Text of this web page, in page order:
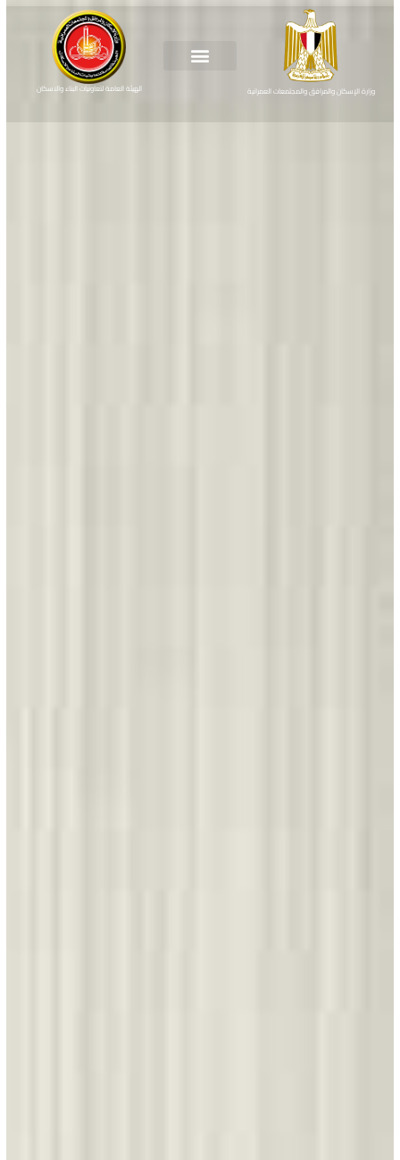
وزارة الإسكان والمرافق والمجتمعات العمرانية الهيئة العامة لتعاونيات البناء والاسكان